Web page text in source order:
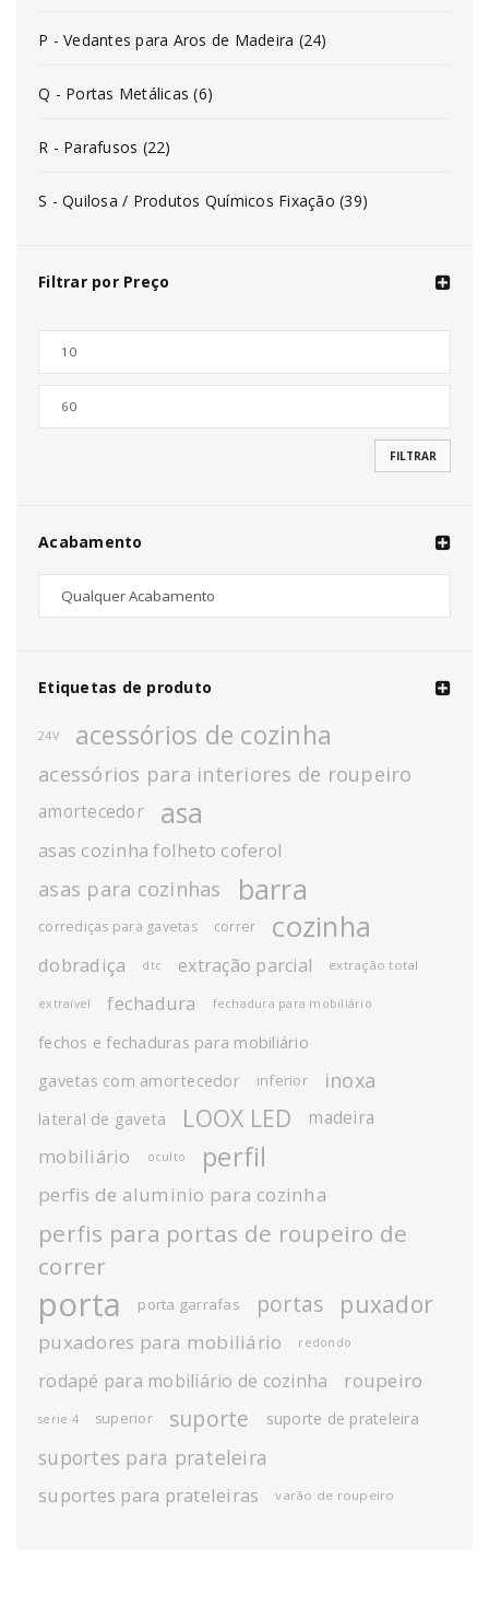
P - Vedantes para Aros de Madeira (24)
Q - Portas Metálicas (6)
R - Parafusos (22)
S - Quilosa / Produtos Químicos Fixação (39)
Filtrar por Preço
FILTRAR
Acabamento
Etiquetas de produto
24V acessórios de cozinha
acessórios para interiores de roupeiro
amortecedor asa
asas cozinha folheto coferol
asas para cozinhas barra
corrediças para gavetas correr cozinha
dobradiça dtc extração parcial extração total
extraível fechadura fechadura para mobiliário
fechos e fechaduras para mobiliário
gavetas com amortecedor
inferior inoxa
lateral de gaveta LOOX LED madeira
mobiliário oculto perfil
perfis de aluminio para cozinha
perfis para portas de roupeiro de
correr
porta porta garrafas portas puxador
puxadores para mobiliário redondo
rodapé para mobiliário de cozinha roupeiro
serie 4 superior suporte suporte de prateleira
suportes para prateleira
suportes para prateleiras varão de roupeiro